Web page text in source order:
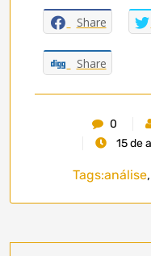
Share
Share
0
15 de
Tags:análise,